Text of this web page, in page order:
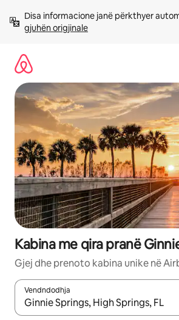
përmbajtja
Disa informacione janë përkthyer
gjuhën origjinale
Kabina me qira pranë
Gjej dhe prenoto kabina unike në
Vendndodhja
Kur rezultatet të jenë të